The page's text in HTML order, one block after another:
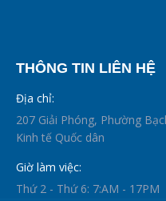
THÔNG TIN LIÊN HỆ
Địa chỉ:
207 Giải Phóng, Phường
Kinh tế Quốc dân
Giờ làm việc:
Thứ 2 - Thứ 6: 7:AM - 17PM